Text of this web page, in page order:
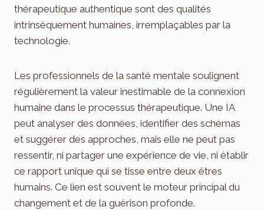
thérapeutique authentique sont des qualités
intrinsèquement humaines, irremplaçables par la
technologie.
Les professionnels de la santé mentale soulignent
régulièrement la valeur inestimable de la connexion
humaine dans le processus thérapeutique. Une IA
peut analyser des données, identifier des schémas
et suggérer des approches, mais elle ne peut pas
ressentir, ni partager une expérience de vie, ni établir
ce rapport unique qui se tisse entre deux êtres
humains. Ce lien est souvent le moteur principal du
changement et de la guérison profonde.